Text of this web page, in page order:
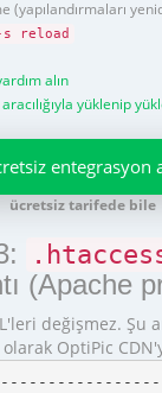
(yapılandırmaları
reload
alın
yüklenip
entegrasyon
ücretsiz tarifede bile
(Apache
değişmez. Şu
OptiPic